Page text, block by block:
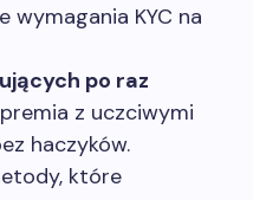
wymagania KYC na
po raz
z uczciwymi
haczyków.
które